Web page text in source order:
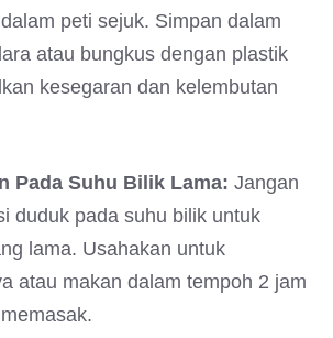
peti sejuk. Simpan dalam
atau bungkus dengan plastik
kesegaran dan kelembutan
Pada Suhu Bilik Lama: Jangan
duduk pada suhu bilik untuk
lama. Usahakan untuk
atau makan dalam tempoh 2 jam